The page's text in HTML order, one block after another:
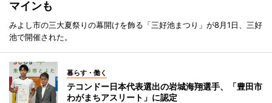
マインも
みよし市の三大夏祭りの幕開けを飾る「三好池まつり」が8月1日、三好
池で開催された。
暮らす・働く
テコンドー日本代表選出の岩城海翔選手、「豊田市
わがまちアスリート」に認定